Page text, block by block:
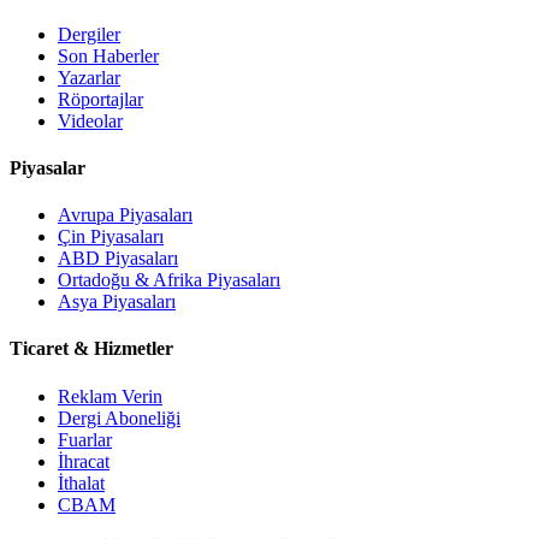
Dergiler
Son Haberler
Yazarlar
Röportajlar
Videolar
Piyasalar
Avrupa Piyasaları
Çin Piyasaları
ABD Piyasaları
Ortadoğu & Afrika Piyasaları
Asya Piyasaları
Ticaret & Hizmetler
Reklam Verin
Dergi Aboneliği
Fuarlar
İhracat
İthalat
CBAM